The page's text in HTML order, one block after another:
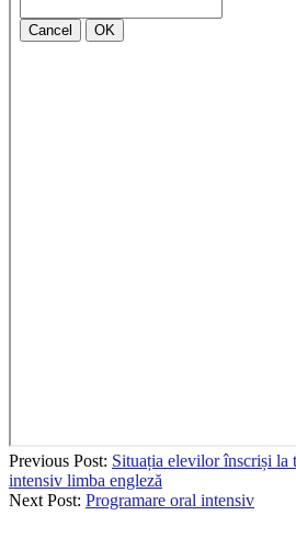
2025-
06-
13
Previous Post: Situația elevilor înscriși la
intensiv limba engleză
Next Post: Programare oral intensiv